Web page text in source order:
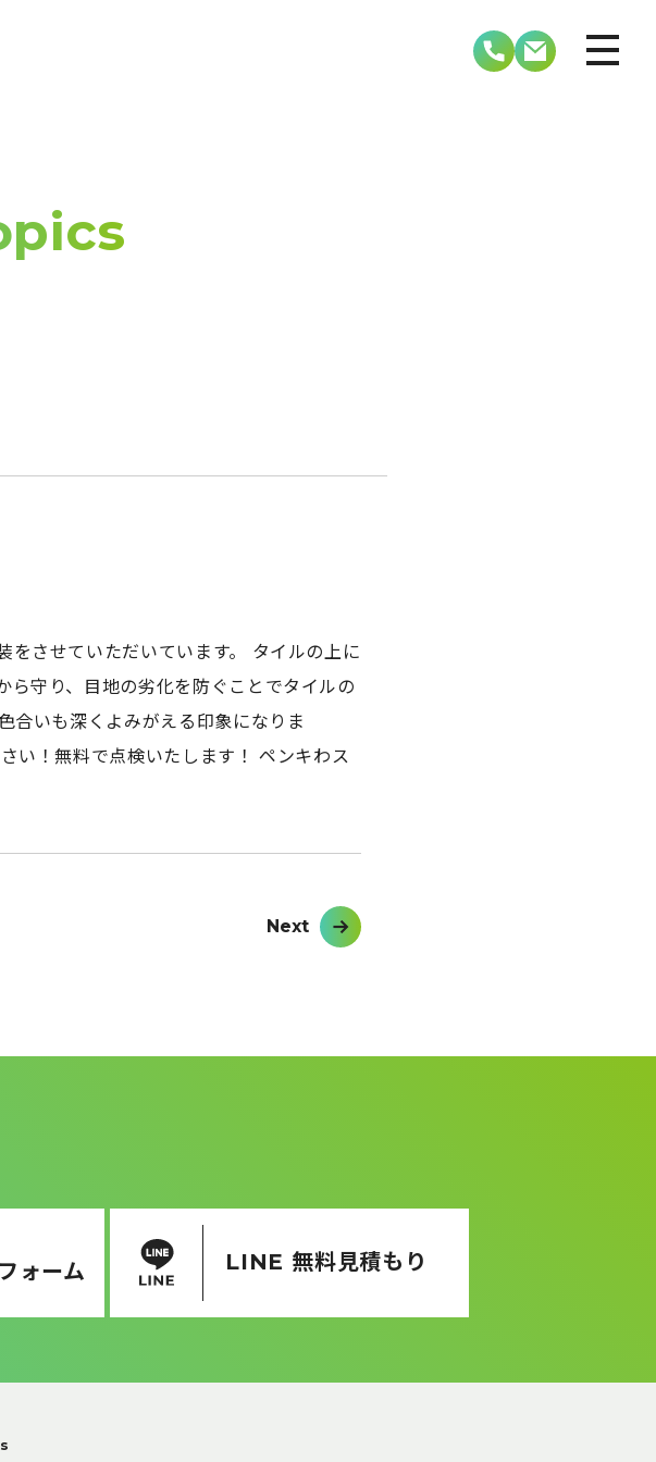
させていただいています。 タイルの上に
守り、目地の劣化を防ぐことでタイルの
合いも深くよみがえる印象になりま
い！無料で点検いたします！ ペンキわス
Next
ォーム LINE 無料見積もり